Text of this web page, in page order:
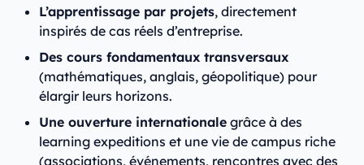
L’apprentissage par projets, directement
inspirés de cas réels d’entreprise.
Des cours fondamentaux transversaux
(mathématiques, anglais, géopolitique) pour
élargir leurs horizons.
Une ouverture internationale grâce à des
learning expeditions et une vie de campus riche
(associations, événements, rencontres avec des